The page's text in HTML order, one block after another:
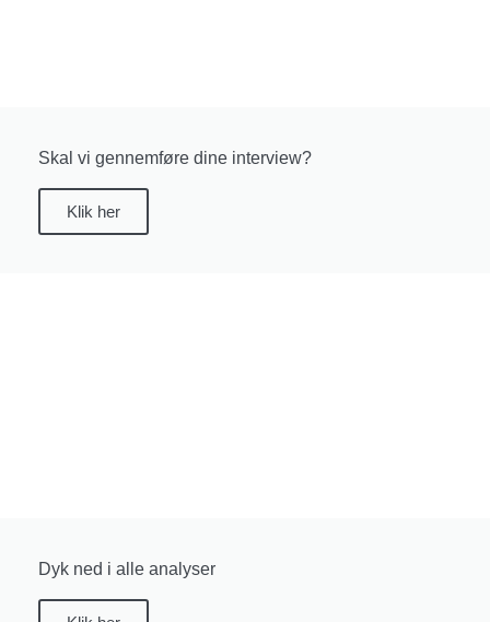
Skal vi gennemføre dine interview?
Klik her
Dyk ned i alle analyser